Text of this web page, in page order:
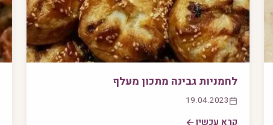
לחמניות גבינה מתכון מעלף
19.04.2023
קרא עכשיו